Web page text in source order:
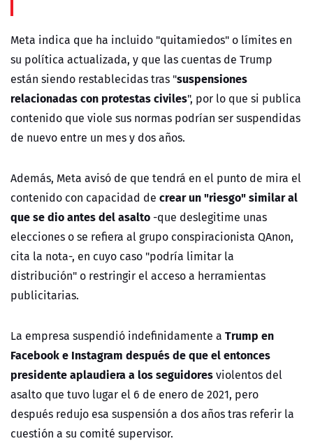
Meta indica que ha incluido "quitamiedos" o límites en
su política actualizada, y que las cuentas de Trump
están siendo restablecidas tras "suspensiones
relacionadas con protestas civiles", por lo que si publica
contenido que viole sus normas podrían ser suspendidas
de nuevo entre un mes y dos años.
Además, Meta avisó de que tendrá en el punto de mira el
contenido con capacidad de crear un "riesgo" similar al
que se dio antes del asalto -que deslegitime unas
elecciones o se refiera al grupo conspiracionista QAnon,
cita la nota-, en cuyo caso "podría limitar la
distribución" o restringir el acceso a herramientas
publicitarias.
La empresa suspendió indefinidamente a Trump en
Facebook e Instagram después de que el entonces
presidente aplaudiera a los seguidoresviolentos del
asalto que tuvo lugar el 6 de enero de 2021, pero
después redujo esa suspensión a dos años tras referir la
cuestión a su comité supervisor.